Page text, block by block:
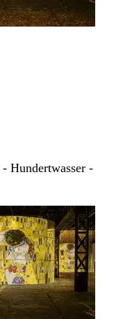
Hundertwasser -